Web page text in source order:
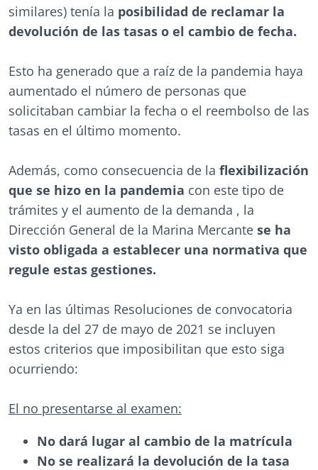
similares) tenía la posibilidad de reclamar la
devolución de las tasas o el cambio de fecha.
Esto ha generado que a raíz de la pandemia haya
aumentado el número de personas que
solicitaban cambiar la fecha o el reembolso de las
tasas en el último momento.
Además, como consecuencia de la flexibilización
que se hizo en la pandemia con este tipo de
trámites y el aumento de la demanda , la
Dirección General de la Marina Mercante se ha
visto obligada a establecer una normativa que
regule estas gestiones.
Ya en las últimas Resoluciones de convocatoria
desde la del 27 de mayo de 2021 se incluyen
estos criterios que imposibilitan que esto siga
ocurriendo:
El no presentarse al examen:
No dará lugar al cambio de la matrícula
No se realizará la devolución de la tasa